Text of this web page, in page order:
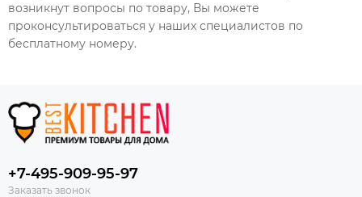
возникнут вопросы по товару, Вы можете
проконсультироваться у наших специалистов по
бесплатному номеру.
+7-495-909-95-97
Заказать звонок